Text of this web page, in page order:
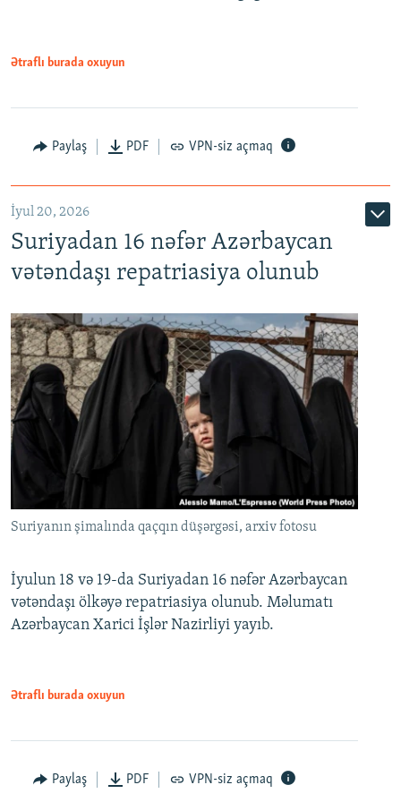
Auto
Ətraflı burada oxuyun
Paylaş PDF VPN-siz açmaq
İyul 20, 2026
Suriyadan 16 nəfər Azərbaycan
vətəndaşı repatriasiya olunub
Suriyanın şimalında qaçqın düşərgəsi, arxiv fotosu
İyulun 18 və 19-da Suriyadan 16 nəfər Azərbaycan
vətəndaşı ölkəyə repatriasiya olunub. Məlumatı
Azərbaycan Xarici İşlər Nazirliyi yayıb.
Ətraflı burada oxuyun
Paylaş PDF VPN-siz açmaq